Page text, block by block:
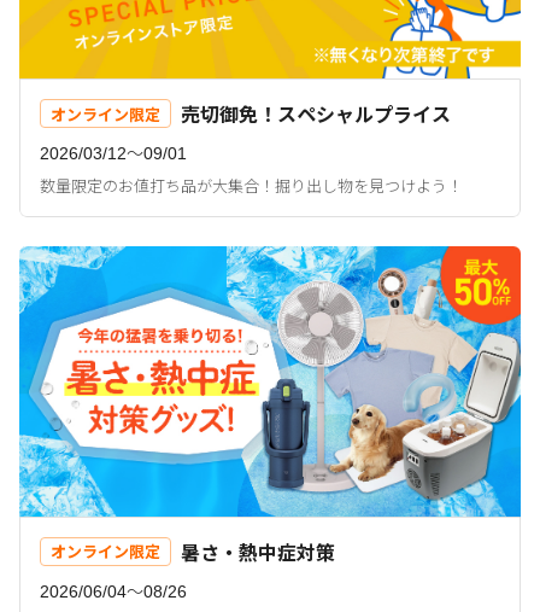
オンライン限定 売切御免！スペシャルプライス
2026/03/12〜09/01
数量限定のお値打ち品が大集合！掘り出し物を見つけよう！
オンライン限定 暑さ・熱中症対策
2026/06/04〜08/26